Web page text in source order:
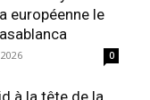
européenne le
0
à la tête de la